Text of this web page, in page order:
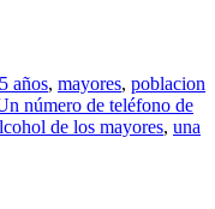
años, mayores, poblacion
número de teléfono de
de los mayores, una